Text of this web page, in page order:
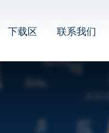
下载区 联系我们